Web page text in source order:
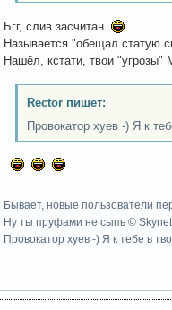
Бгг, слив засчитан
Называется "обещал статую
Нашёл, кстати, твои
Rector пишет:
Провокатор хуев -) Я к
Бывает, новые пользователи
Ну ты пруфами не сыпь ©
Провокатор хуев -) Я к тебе в